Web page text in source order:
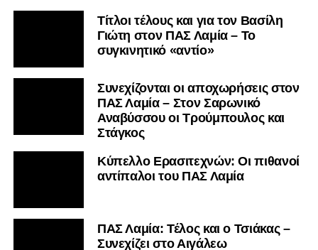
Τίτλοι τέλους και για τον Βασίλη
Γιώτη στον ΠΑΣ Λαμία – Το
συγκινητικό «αντίο»
Συνεχίζονται οι αποχωρήσεις στον
ΠΑΣ Λαμία – Στον Σαρωνικό
Αναβύσσου οι Τρούμπουλος και
Στάγκος
Κύπελλο Ερασιτεχνών: Οι πιθανοί
αντίπαλοι του ΠΑΣ Λαμία
ΠΑΣ Λαμία: Τέλος και ο Τσιάκας –
Συνεχίζει στο Αιγάλεω